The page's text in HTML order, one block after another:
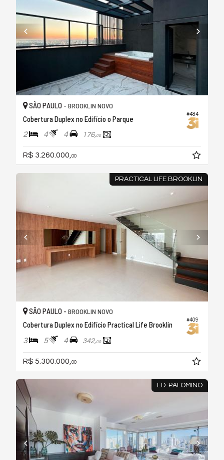
#484
SÃO PAULO - BROOKLIN NOVO
Cobertura Duplex no Edifício o Parque
2 4 4 176,00
R$ 3.260.000, 00
PRACTICAL LIFE BROOKLIN
#409
SÃO PAULO - BROOKLIN NOVO
Cobertura Duplex no Edifício Practical Life Brooklin
3 5 4 342,00
R$ 5.300.000, 00
ED. PALOMINO